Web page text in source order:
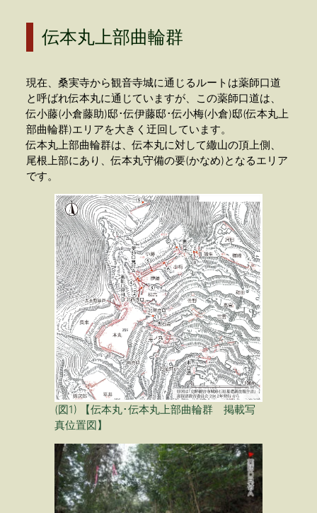
伝本丸上部曲輪群
現在、桑実寺から観音寺城に通じるルートは薬師口道
と呼ばれ伝本丸に通じていますが、この薬師口道は、
伝小藤(小倉藤助)邸･伝伊藤邸･伝小梅(小倉)邸(伝本丸上
部曲輪群)エリアを大きく迂回しています。
伝本丸上部曲輪群は、伝本丸に対して繖山の頂上側、
尾根上部にあり、伝本丸守備の要(かなめ)となるエリア
です。
(図1) 【伝本丸･伝本丸上部曲輪群 掲載写
真位置図】